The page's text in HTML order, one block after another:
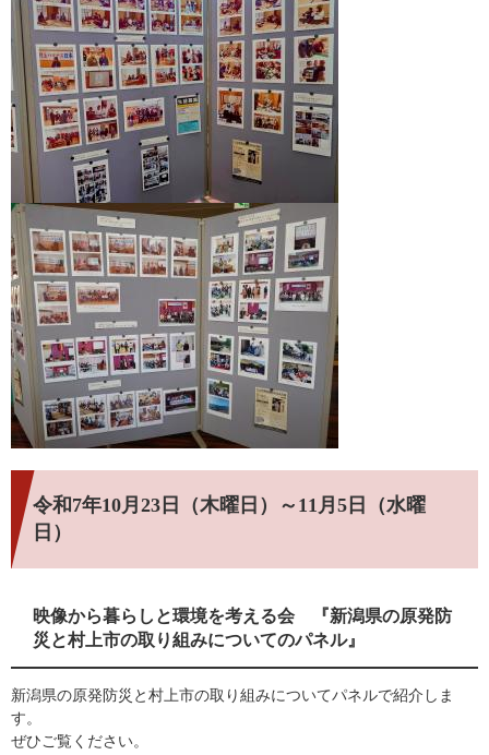
令和7年10月23日（木曜日）～11月5日（水曜
日）
映像から暮らしと環境を考える会 『新潟県の原発防
災と村上市の取り組みについてのパネル』
新潟県の原発防災と村上市の取り組みについてパネルで紹介しま
す。
ぜひご覧ください。